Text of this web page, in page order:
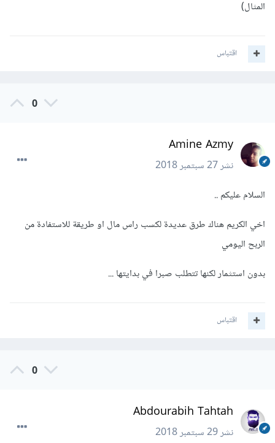
المثال)
اقتباس
0
Amine Azmy
نشر27 سبتمبر 2018
السلام عليكم ..
اخي الكريم هناك طرق عديدة لكسب راس مال او طريقة للاستفادة من
الربح اليومي
بدون استثمار لكنها تتطلب صبرا في بدايتها ...
اقتباس
0
Abdourabih Tahtah
نشر29 سبتمبر 2018